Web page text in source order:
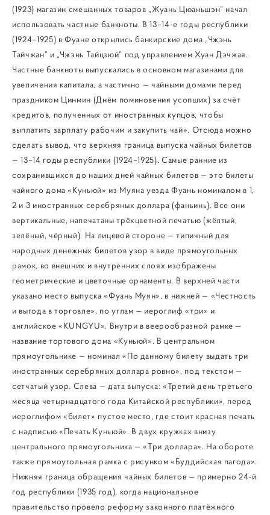
(1923) магазин смешанных товаров „Жуань Цюаньшэн“ начал
использовать частные банкноты. В 13–14-е годы республики
(1924–1925) в Фуане открылись банкирские дома „Чжэнь
Тайчжан“ и „Чжэнь Тайцзюй“ под управлением Хуан Дэчжая.
Частные банкноты выпускались в основном магазинами для
увеличения капитала, а частично — чайными домами перед
праздником Цинмин (Днём поминовения усопших) за счёт
кредитов, полученных от иностранных купцов, чтобы
выплатить зарплату рабочим и закупить чай». Отсюда можно
сделать вывод, что верхняя граница выпуска чайных билетов
— 13–14 годы республики (1924–1925). Самые ранние из
сохранившихся до наших дней чайных билетов — это билеты
чайного дома «Куньюй» из Муяна уезда Фуань номиналом в 1,
2 и 3 иностранных серебряных доллара (фаньинь). Все они
вертикальные, напечатаны трёхцветной печатью (жёлтый,
зелёный, чёрный). На лицевой стороне — типичный для
народных денежных билетов узор в виде прямоугольных
рамок, во внешних и внутренних слоях изображены
геометрические и цветочные орнаменты. В верхней части
указано место выпуска «Фуань Муян», в нижней — «Честность
и выгода в торговле», по углам — иероглиф «три» и
английское «KUNGYU». Внутри в веерообразной рамке —
название торгового дома «Куньюй». В центральном
прямоугольнике — номинал «По данному билету выдать три
иностранных серебряных доллара ровно», под текстом —
сетчатый узор. Слева — дата выпуска: «Третий день третьего
месяца четырнадцатого года Китайской республики», перед
иероглифом «билет» пустое место, где стоит красная печать
с надписью «Печать Куньюй». В двух кружках внизу
центрального прямоугольника — «Три доллара». На обороте
также прямоугольная рамка с рисунком «Буддийская пагода».
Нижняя граница обращения чайных билетов — примерно 24-й
год республики (1935 год), когда национальное
правительство провело реформу законного платёжного